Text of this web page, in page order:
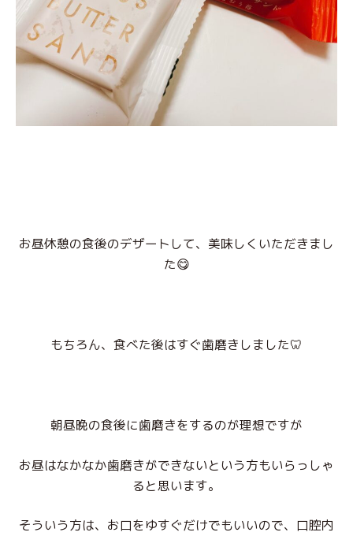
お昼休憩の食後のデザートして、美味しくいただきまし
た😋
もちろん、食べた後はすぐ歯磨きしました🦷
朝昼晩の食後に歯磨きをするのが理想ですが
お昼はなかなか歯磨きができないという方もいらっしゃ
ると思います。
そういう方は、お口をゆすぐだけでもいいので、口腔内